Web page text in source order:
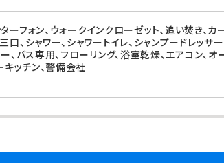
フォン、ウォークインクローゼット、追い焚き、カ
、シャワー、シャワートイレ、シャンプードレッサ
、バス専用、フローリング、浴室乾燥、エアコン、
キッチン、警備会社